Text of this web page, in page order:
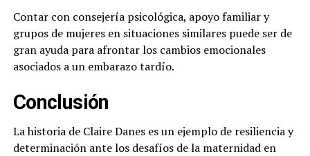
Contar con consejería psicológica, apoyo familiar y
grupos de mujeres en situaciones similares puede ser de
gran ayuda para afrontar los cambios emocionales
asociados a un embarazo tardío.
Conclusión
La historia de Claire Danes es un ejemplo de resiliencia y
determinación ante los desafíos de la maternidad en